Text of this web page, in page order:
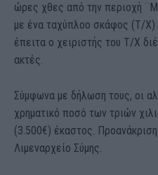
ώρες χθες από την περιοχή
με ένα ταχύπλοο σκάφος (Τ/Χ)
έπειτα ο χειριστής του Τ/Χ
ακτές.
Σύμφωνα με δήλωση τους, οι
χρηματικό ποσό των τριών
(3.500€) έκαστος.
Λιμεναρχείο Σύμης.